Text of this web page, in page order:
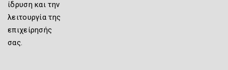
ίδρυση και την
λειτουργία της
επιχείρησής
σας.